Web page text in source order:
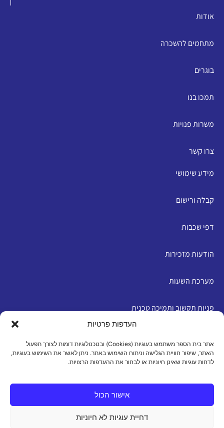
העדפות פרטיות
אתר בית הספר משתמש בעוגיות (Cookies) ובטכנולוגיות דומות לצורך תפעול
האתר, שיפור חוויית הגלישה וניתוח השימוש באתר. ניתן לאשר את השימוש בעוגיות,
לדחות עוגיות שאינן חיוניות או לבחור את ההעדפות הרצויות.
אישור הכול
דחיית עוגיות לא חיוניות
אודות
מתחמים להשכרה
בוגרים
תמכו בנו
משרות פנויות
צרו קשר
מידע שימושי
קבלה ורישום
דפי שכבות
הודעות מזכירות
מערכת השעות
פניות תקשוב ותמיכה טכנית
מדיניות פרטיות|תנאי שימוש|הצהרת נגישות|מדיניות
עוגיות